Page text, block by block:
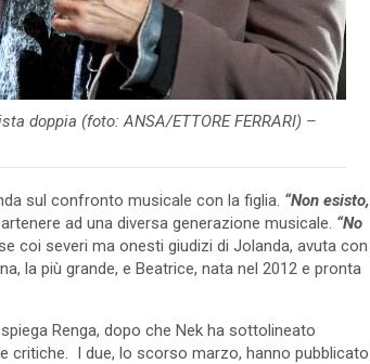
doppia (foto: ANSA/ETTORE FERRARI) –
sul confronto musicale con la figlia. “Non esisto,
ad una diversa generazione musicale. “No
coi severi ma onesti giudizi di Jolanda, avuta con
la più grande, e Beatrice, nata nel 2012 e pronta
Renga, dopo che Nek ha sottolineato
critiche. I due, lo scorso marzo, hanno pubblicato